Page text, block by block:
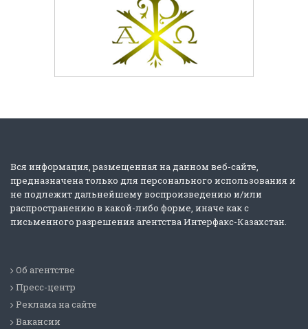
Вся информация, размещенная на данном веб-сайте,
предназначена только для персонального использования и
не подлежит дальнейшему воспроизведению и/или
распространению в какой-либо форме, иначе как с
письменного разрешения агентства Интерфакс-Казахстан.
Об агентстве
Пресс-центр
Реклама на сайте
Вакансии